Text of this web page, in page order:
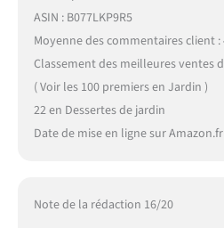
ASIN : B077LKP9R5
Moyenne des commentaires client :
Classement des meilleures ventes
( Voir les 100 premiers en Jardin )
22 en Dessertes de jardin
Date de mise en ligne sur
Note de la rédaction 16/20